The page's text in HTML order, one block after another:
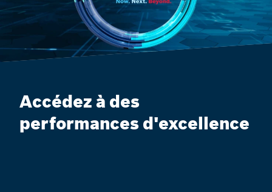
Accédez à des
performances d'excellence